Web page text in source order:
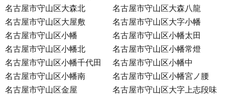
名古屋市守山区大森北
名古屋市守山区大森八龍
名古屋市守山区大屋敷
名古屋市守山区大字小幡
名古屋市守山区小幡
名古屋市守山区小幡太田
名古屋市守山区小幡北
名古屋市守山区小幡常燈
名古屋市守山区小幡千代田
名古屋市守山区小幡中
名古屋市守山区小幡南
名古屋市守山区小幡宮ノ腰
名古屋市守山区金屋
名古屋市守山区大字上志段味